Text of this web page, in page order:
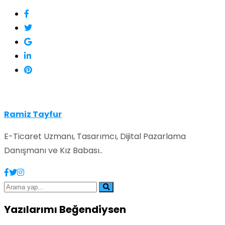
Ramiz Tayfur
E-Ticaret Uzmanı, Tasarımcı, Dijital Pazarlama
Danışmanı ve Kız Babası..
Yazılarımı Beğendiysen